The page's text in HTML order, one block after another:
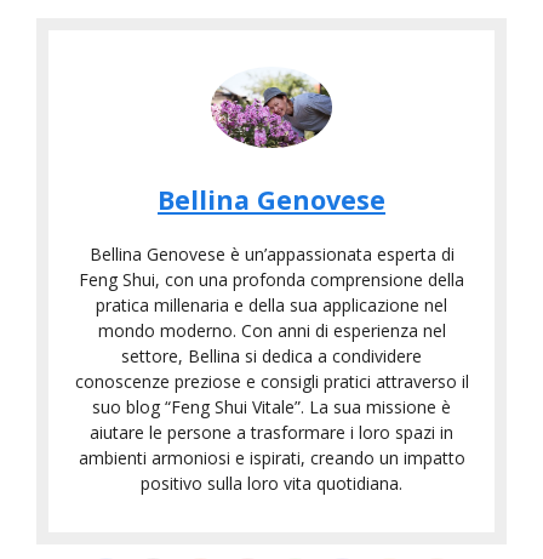
Bellina Genovese
Bellina Genovese è un’appassionata esperta di
Feng Shui, con una profonda comprensione della
pratica millenaria e della sua applicazione nel
mondo moderno. Con anni di esperienza nel
settore, Bellina si dedica a condividere
conoscenze preziose e consigli pratici attraverso il
suo blog “Feng Shui Vitale”. La sua missione è
aiutare le persone a trasformare i loro spazi in
ambienti armoniosi e ispirati, creando un impatto
positivo sulla loro vita quotidiana.